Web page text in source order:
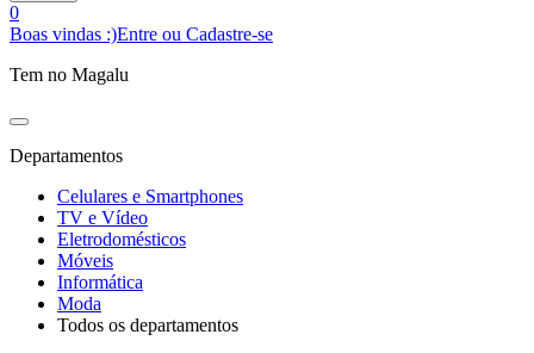
0
Boas vindas :)Entre ou Cadastre-se
Tem no Magalu
Departamentos
Celulares e Smartphones
TV e Vídeo
Eletrodomésticos
Móveis
Informática
Moda
Todos os departamentos